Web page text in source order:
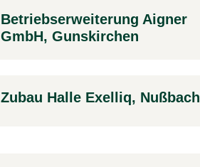
Betriebserweiterung Aigner
GmbH, Gunskirchen
Zubau Halle Exelliq, Nußbach